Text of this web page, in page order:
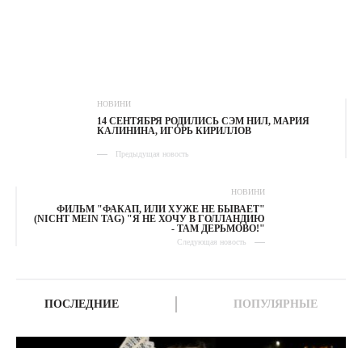
НОВИНИ
14 СЕНТЯБРЯ РОДИЛИСЬ СЭМ НИЛ, МАРИЯ
КАЛИНИНА, ИГОРЬ КИРИЛЛОВ
Предыдущая новость
НОВИНИ
ФИЛЬМ "ФАКАП, ИЛИ ХУЖЕ НЕ БЫВАЕТ"
(NICHT MEIN TAG) "Я НЕ ХОЧУ В ГОЛЛАНДИЮ
- ТАМ ДЕРЬМОВО!"
Следующая новость
ПОСЛЕДНИЕ ПОПУЛЯРНЫЕ